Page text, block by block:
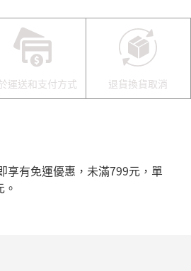
運送和支付方式 退貨換貨取消
享有免運優惠，未滿799元，單